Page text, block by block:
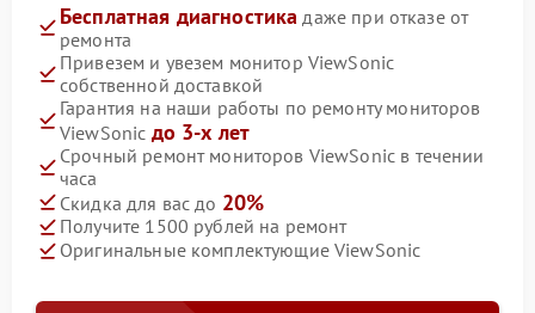
Бесплатная диагностика даже при отказе от
ремонта
Привезем и увезем монитор ViewSonic
собственной доставкой
Гарантия на наши работы по ремонту мониторов
ViewSonic до 3-х лет
Срочный ремонт мониторов ViewSonic в течении
часа
Скидка для вас до 20%
Получите 1500 рублей на ремонт
Оригинальные комплектующие ViewSonic